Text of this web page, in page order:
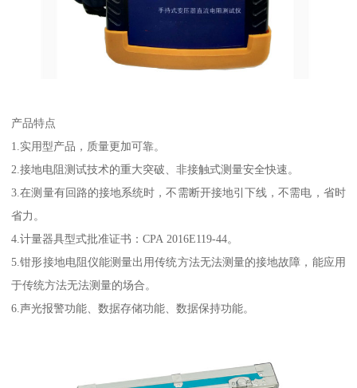
产品特点
1.实用型产品，质量更加可靠。
2.接地电阻测试技术的重大突破、非接触式测量安全快速。
3.在测量有回路的接地系统时，不需断开接地引下线，不需电，省时
省力。
4.计量器具型式批准证书：CPA 2016E119-44。
5.钳形接地电阻仪能测量出用传统方法无法测量的接地故障，能应用
于传统方法无法测量的场合。
6.声光报警功能、数据存储功能、数据保持功能。